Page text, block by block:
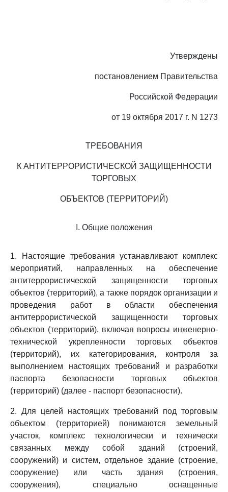
Утверждены
постановлением Правительства
Российской Федерации
от 19 октября 2017 г. N 1273
ТРЕБОВАНИЯ
К АНТИТЕРРОРИСТИЧЕСКОЙ ЗАЩИЩЕННОСТИ
ТОРГОВЫХ
ОБЪЕКТОВ (ТЕРРИТОРИЙ)
I. Общие положения
1. Настоящие требования устанавливают комплекс
мероприятий, направленных на обеспечение
антитеррористической защищенности торговых
объектов (территорий), а также порядок организации и
проведения работ в области обеспечения
антитеррористической защищенности торговых
объектов (территорий), включая вопросы инженерно-
технической укрепленности торговых объектов
(территорий), их категорирования, контроля за
выполнением настоящих требований и разработки
паспорта безопасности торговых объектов
(территорий) (далее - паспорт безопасности).
2. Для целей настоящих требований под торговым
объектом (территорией) понимаются земельный
участок, комплекс технологически и технически
связанных между собой зданий (строений,
сооружений) и систем, отдельное здание (строение,
сооружение) или часть здания (строения,
сооружения), специально оснащенные